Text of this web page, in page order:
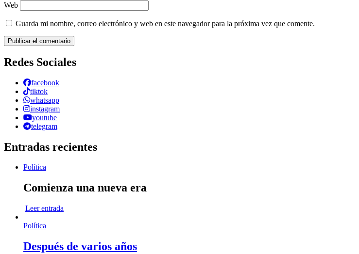
Web
Guarda mi nombre, correo electrónico y web en este navegador para la próxima vez que comente.
Redes Sociales
facebook
tiktok
whatsapp
instagram
youtube
telegram
Entradas recientes
Política
Comienza una nueva era
Leer entrada
Política
Después de varios años